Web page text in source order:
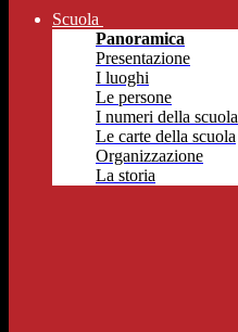
Scuola
Panoramica
Presentazione
I luoghi
Le persone
I numeri della scuola
Le carte della scuola
Organizzazione
La storia